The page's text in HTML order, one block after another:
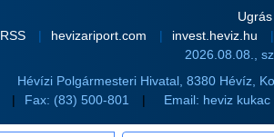
RSS
hevizariport.com invest.heviz.hu
2026.08.08.,
Hévízi Polgármesteri Hivatal, 8380 Hévíz,
Fax: (83) 500-801 Email: heviz